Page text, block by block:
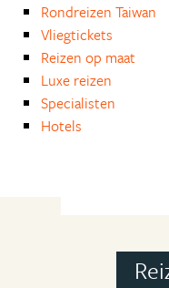
Rondreizen Taiwan
Vliegtickets
Reizen op maat
Luxe reizen
Specialisten
Hotels